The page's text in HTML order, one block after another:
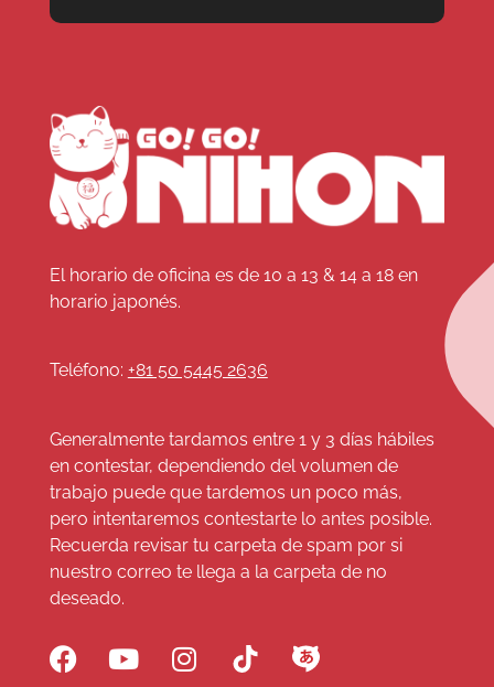
El horario de oficina es de 10 a 13 & 14 a 18 en
horario japonés.
Teléfono: +81 50 5445 2636
Generalmente tardamos entre 1 y 3 días hábiles
en contestar, dependiendo del volumen de
trabajo puede que tardemos un poco más,
pero intentaremos contestarte lo antes posible.
Recuerda revisar tu carpeta de spam por si
nuestro correo te llega a la carpeta de no
deseado.